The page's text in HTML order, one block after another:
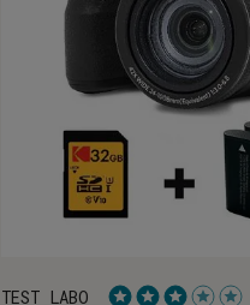
TEST LABO